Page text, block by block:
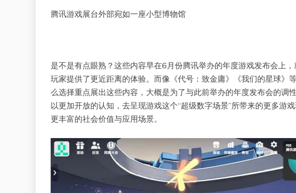
腾讯游戏展台外部宛如一座小型博物馆
是不是有点眼熟？这些内容早在6月份腾讯举办的年度游戏发布会上
玩家提供了更近距离的体验。而像《代号：致金庸》《我们的星球》
么选择重点展出这些内容，大概是为了与此前举办的年度发布会的调
以更加开放的认知，去呈现游戏这个“超级数字场景”所带来的更多游
更丰富的社会价值与应用场景。